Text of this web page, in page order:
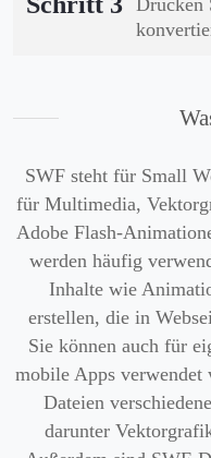
Drücken
SWF steht für Small
für Multimedia,
Adobe Flash-
werden häufig
Inhalte wie
erstellen, die in
Sie können auch für
mobile Apps verwendet
Dateien
darunter